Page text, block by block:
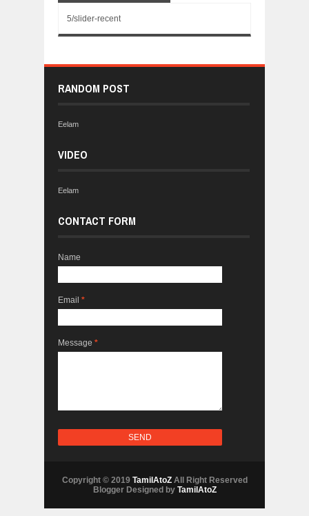
5/slider-recent
RANDOM POST
Eelam
VIDEO
Eelam
CONTACT FORM
Name
Email *
Message *
Copyright © 2019 TamilAtoZAll Right Reserved
Blogger Designed by TamilAtoZ